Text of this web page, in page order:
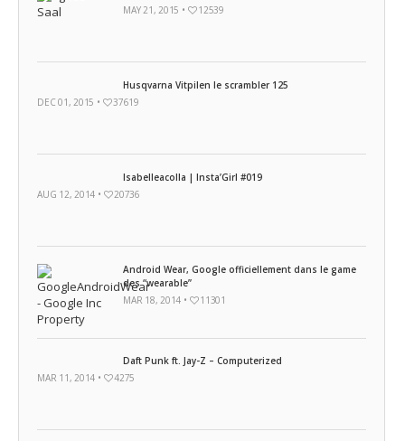
MAY 21, 2015 •
12539
Husqvarna Vitpilen le scrambler 125
DEC 01, 2015 •
37619
Isabelleacolla | Insta’Girl #019
AUG 12, 2014 •
20736
Android Wear, Google officiellement dans le game
des “wearable”
MAR 18, 2014 •
11301
Daft Punk ft. Jay-Z – Computerized
MAR 11, 2014 •
4275